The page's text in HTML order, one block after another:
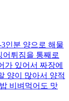
인분 양으로 해물
튀짐을 통째로
가 있어서 짜장에
양이 많아서 양적
비벼먹어도 맛